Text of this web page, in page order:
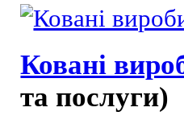
Ковані
та послуги)